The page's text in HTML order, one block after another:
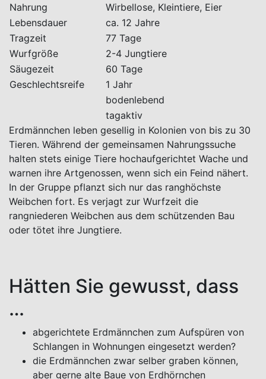
Nahrung
Wirbellose, Kleintiere, Eier
Lebensdauer
ca. 12 Jahre
Tragzeit
77 Tage
Wurfgröße
2-4 Jungtiere
Säugezeit
60 Tage
Geschlechtsreife
1 Jahr
bodenlebend
tagaktiv
Erdmännchen leben gesellig in Kolonien von bis zu 30
Tieren. Während der gemeinsamen Nahrungssuche
halten stets einige Tiere hochaufgerichtet Wache und
warnen ihre Artgenossen, wenn sich ein Feind nähert.
In der Gruppe pflanzt sich nur das ranghöchste
Weibchen fort. Es verjagt zur Wurfzeit die
rangniederen Weibchen aus dem schützenden Bau
oder tötet ihre Jungtiere.
Hätten Sie gewusst, dass
…
abgerichtete Erdmännchen zum Aufspüren von
Schlangen in Wohnungen eingesetzt werden?
die Erdmännchen zwar selber graben können,
aber gerne alte Baue von Erdhörnchen